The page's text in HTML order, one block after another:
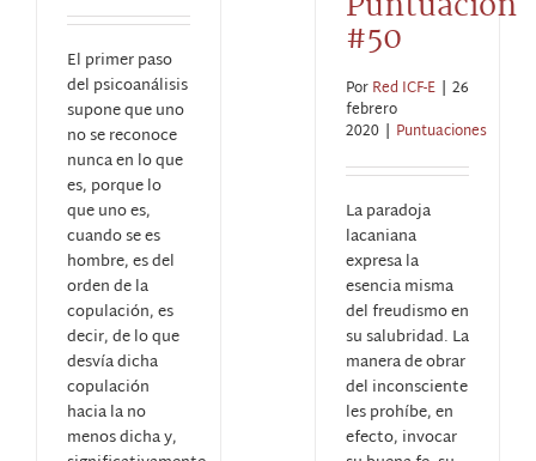
El primer paso
del psicoanálisis
supone que uno
no se reconoce
nunca en lo que
es, porque lo
que uno es,
cuando se es
hombre, es del
orden de la
copulación, es
decir, de lo que
desvía dicha
copulación
hacia la no
menos dicha y,
#50
PorRed ICF-E | 26
febrero
2020 | Puntuaciones
La paradoja
lacaniana
expresa la
esencia misma
del freudismo en
su salubridad. La
manera de obrar
del inconsciente
les prohíbe, en
efecto, invocar